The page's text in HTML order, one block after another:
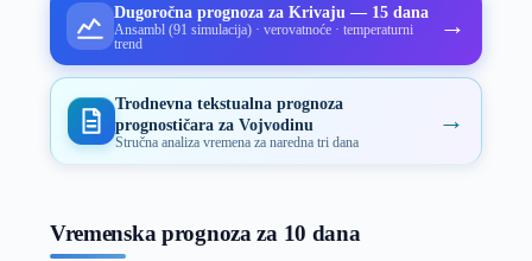
Dugoročna prognoza za Krivaju — 15 dana
Ansambl (91 simulacija) · verovatnoće · temperaturni
trend
→
Trodnevna tekstualna prognoza
prognostičara za Vojvodinu
Stručna analiza vremena za naredna tri dana
→
Vremenska prognoza za 10 dana